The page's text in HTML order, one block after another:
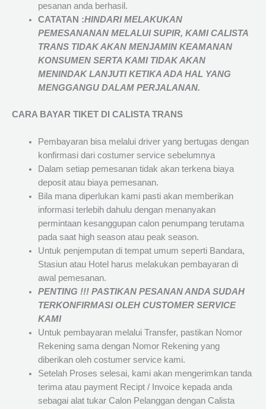
pesanan anda berhasil.
CATATAN :HINDARI MELAKUKAN
PEMESANANAN MELALUI SUPIR, KAMICALISTA
TRANSTIDAK AKAN MENJAMINKEAMANAN
KONSUMEN SERTA KAMI TIDAK AKAN
MENINDAK LANJUTI KETIKA ADA HAL YANG
MENGGANGU DALAM PERJALANAN.
CARA BAYAR TIKET DI CALISTA TRANS
Pembayaran bisa melalui driver yang bertugas dengan
konfirmasi dari costumer service sebelumnya
Dalam setiap pemesanan tidak akan terkena biaya
deposit atau biaya pemesanan.
Bila mana diperlukan kami pasti akan memberikan
informasi terlebih dahulu dengan menanyakan
permintaan kesanggupan calon penumpang terutama
pada saat high season atau peak season.
Untuk penjemputan di tempat umum seperti Bandara,
Stasiun atau Hotel harus melakukan pembayaran di
awal pemesanan.
PENTING !!! PASTIKAN PESANAN ANDA SUDAH
TERKONFIRMASI OLEH CUSTOMER SERVICE
KAMI
Untuk pembayaran melalui Transfer, pastikan Nomor
Rekening sama dengan Nomor Rekening yang
diberikan oleh costumer service kami.
Setelah Proses selesai, kami akan mengerimkan tanda
terima atau payment Recipt / Invoice kepada anda
sebagai alat tukar Calon Pelanggan dengan Calista